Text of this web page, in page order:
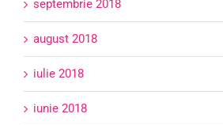
septembrie 2018
august 2018
iulie 2018
iunie 2018